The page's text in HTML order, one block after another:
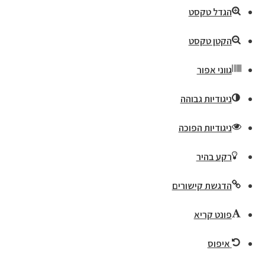
הגדל טקסט
הקטן טקסט
גווני אפור
ניגודיות גבוהה
ניגודיות הפוכה
רקע בהיר
הדגשת קישורים
פונט קריא
איפוס